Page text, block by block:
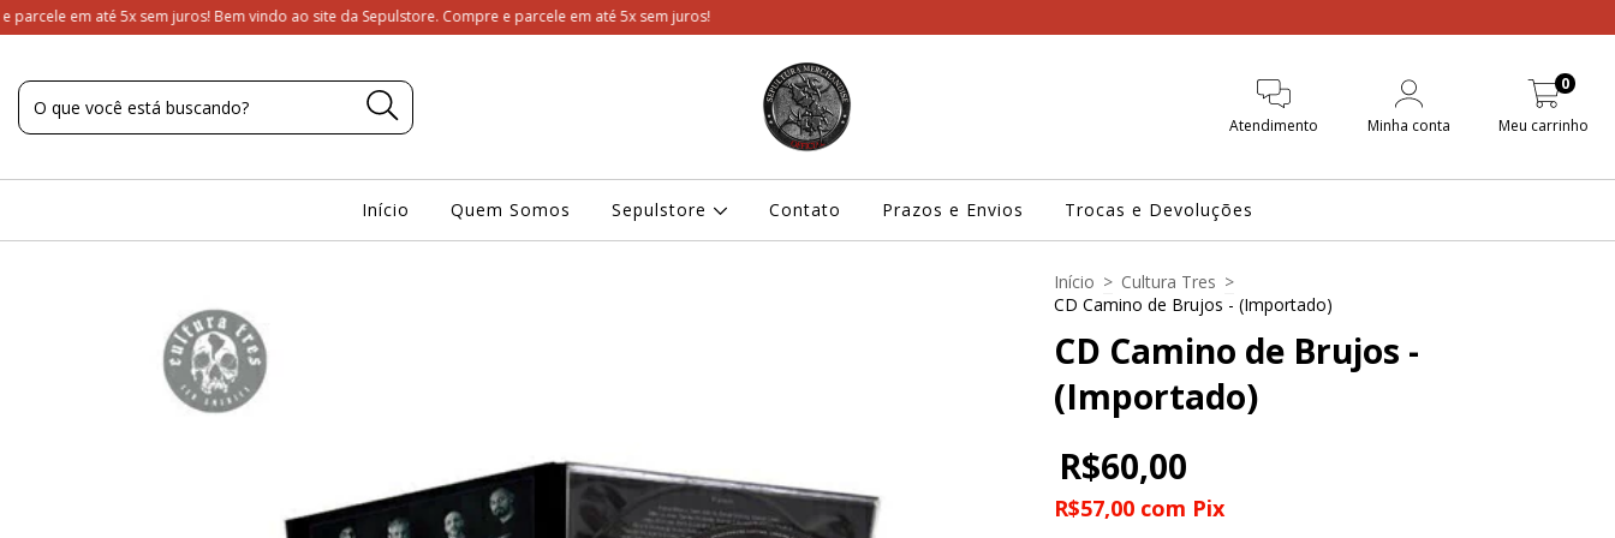
juros! Bem vindo ao site da Sepulstore. Compre e parcele em até 5x sem juros!
Atendimento Minha conta Meu carrinho
0
Início Quem Somos Sepulstore Contato Prazos e Envios Trocas e Devoluções
Início > Cultura Tres >
CD Camino de Brujos - (Importado)
CD Camino de Brujos -
(Importado)
R$60,00
R$57,00 com Pix